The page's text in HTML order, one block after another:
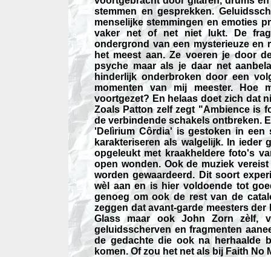
stemmen en gesprekken.
menselijke stemmingen en emoties
vaker net of net niet lukt. De
ondergrond van een mysterieuze en
het meest aan. Ze voeren je door
psyche maar als je daar net
hinderlijk onderbroken door een
momenten van mij meester.
voortgezet? En helaas doet zich dat
Zoals Patton zelf zegt "Ambience is
de verbindende schakels ontbreken.
'Delìrium Côrdia' is gestoken in een
karakteriseren als walgelijk. In ieder
opgeleukt met kraakheldere foto's
open wonden. Ook de muziek
worden gewaardeerd. Dit soort
wèl aan en is hier voldoende tot
genoeg om ook de rest van de
zeggen dat avant-garde meesters
Glass maar ook John Zorn zèlf,
geluidsscherven en fragmenten
de gedachte die ook na herhaalde
komen. Of zou het net als bij Faith